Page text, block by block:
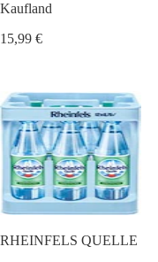
Kaufland
15,99 €
RHEINFELS QUELLE